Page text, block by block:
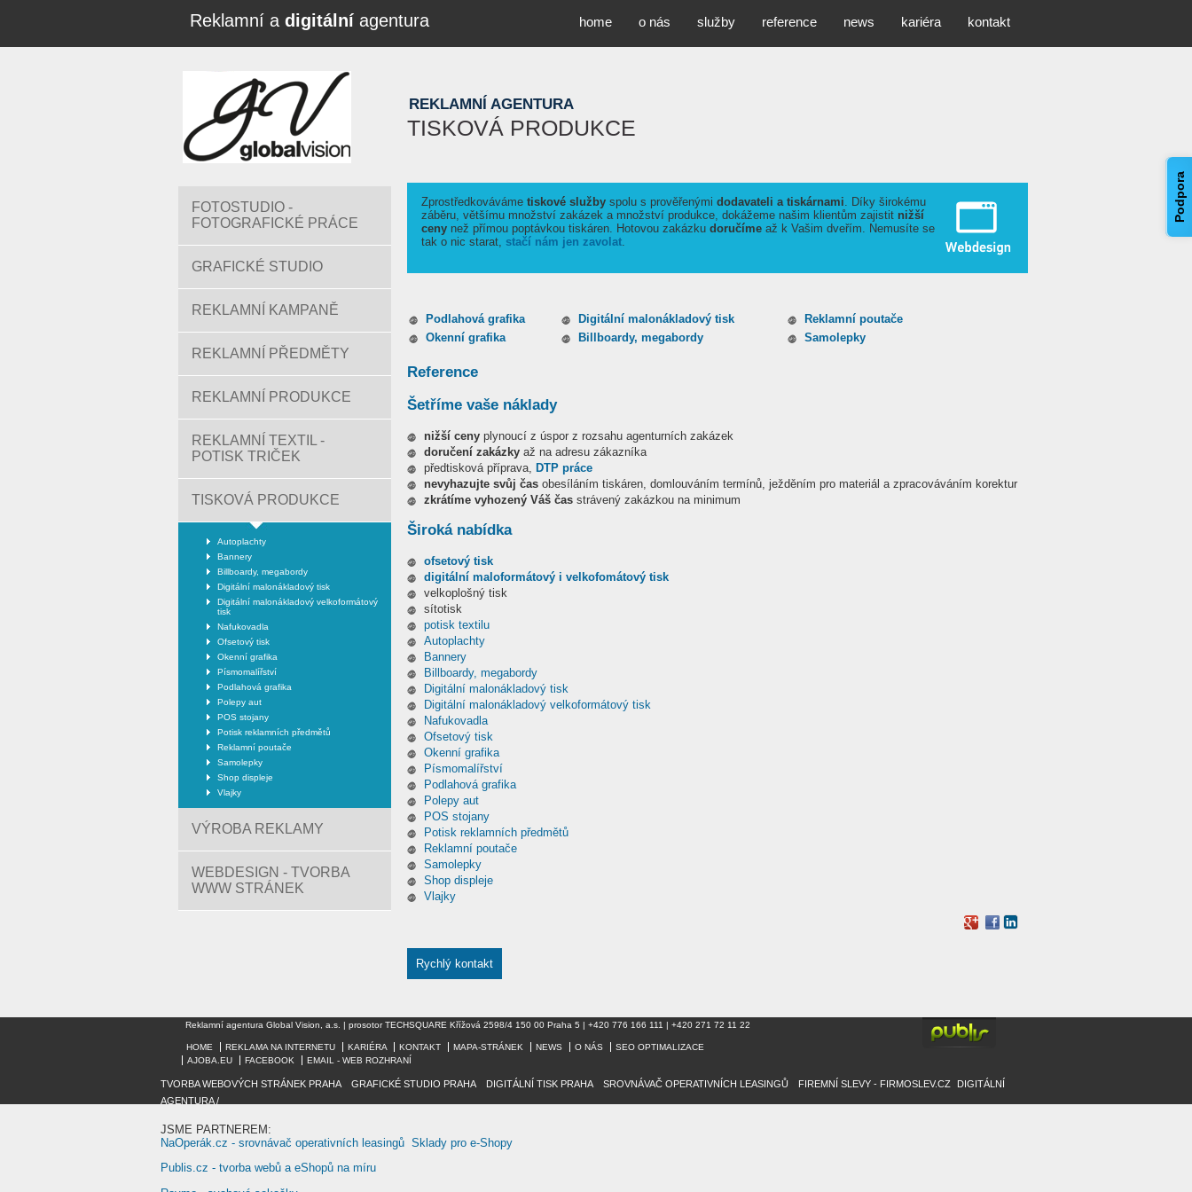
Podpora
Reklamní a digitální agentura home o nás služby reference news kariéra kontakt
FOTOSTUDIO -
FOTOGRAFICKÉ PRÁCE
GRAFICKÉ STUDIO
REKLAMNÍ KAMPANĚ
REKLAMNÍ PŘEDMĚTY
REKLAMNÍ PRODUKCE
REKLAMNÍ TEXTIL -
POTISK TRIČEK
TISKOVÁ PRODUKCE
Autoplachty
Bannery
Billboardy, megabordy
Digitální malonákladový tisk
Digitální malonákladový velkoformátový
tisk
Nafukovadla
Ofsetový tisk
Okenní grafika
Písmomalířství
Podlahová grafika
Polepy aut
POS stojany
Potisk reklamních předmětů
Reklamní poutače
Samolepky
Shop displeje
Vlajky
VÝROBA REKLAMY
WEBDESIGN - TVORBA
WWW STRÁNEK
REKLAMNÍ AGENTURA
TISKOVÁ PRODUKCE
Zprostředkováváme tiskové služby spolu s prověřenými dodavateli a tiskárnami. Díky širokému
záběru, většímu množství zakázek a množství produkce, dokážeme našim klientům zajistit nižší
ceny než přímou poptávkou tiskáren. Hotovou zakázku doručíme až k Vašim dveřím. Nemusíte se
tak o nic starat, stačí nám jen zavolat.
Podlahová grafika Digitální malonákladový tisk
Reklamní poutače
Okenní grafika
Billboardy, megabordy Samolepky
Reference
Šetříme vaše náklady
nižší ceny plynoucí z úspor z rozsahu agenturních zakázek
doručení zakázky až na adresu zákazníka
předtisková příprava, DTP práce
nevyhazujte svůj čas obesíláním tiskáren, domlouváním termínů, ježděním pro materiál a zpracováváním korektur
zkrátíme vyhozený Váš čas strávený zakázkou na minimum
Široká nabídka
ofsetový tisk
digitální maloformátový i velkofomátový tisk
velkoplošný tisk
sítotisk
potisk textilu
Autoplachty
Bannery
Billboardy, megabordy
Digitální malonákladový tisk
Digitální malonákladový velkoformátový tisk
Nafukovadla
Ofsetový tisk
Okenní grafika
Písmomalířství
Podlahová grafika
Polepy aut
POS stojany
Potisk reklamních předmětů
Reklamní poutače
Samolepky
Shop displeje
Vlajky
Rychlý kontakt
Reklamní agentura Global Vision, a.s. | prosotor TECHSQUARE Křížová 2598/4 150 00 Praha 5 | +420 776 166 111 | +420 271 72 11 22
HOME REKLAMA NA INTERNETU KARIÉRA KONTAKT MAPA-STRÁNEK NEWS O NÁS
SEO OPTIMALIZACE
AJOBA.EU
FACEBOOK EMAIL - WEB ROZHRANÍ
TVORBA WEBOVÝCH STRÁNEK PRAHA GRAFICKÉ STUDIO PRAHA DIGITÁLNÍ TISK PRAHA SROVNÁVAČ OPERATIVNÍCH LEASINGŮ FIREMNÍ SLEVY - FIRMOSLEV.CZ
DIGITÁLNÍ
AGENTURA /
JSME PARTNEREM:
NaOperák.cz - srovnávač operativních leasingů Sklady pro e-Shopy
Publis.cz - tvorba webů a eShopů na míru